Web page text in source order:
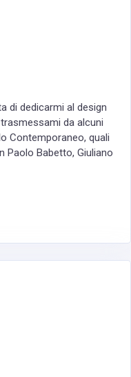
di dedicarmi al design
da alcuni
Contemporaneo, quali
Paolo Babetto, Giuliano